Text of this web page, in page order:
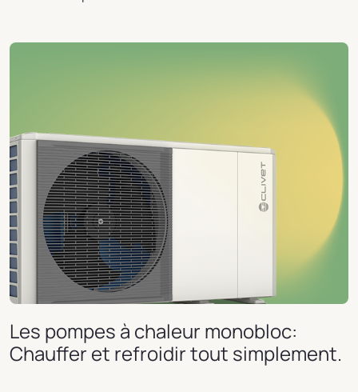
Les pompes à chaleur monobloc:
Chauffer et refroidir tout simplement.